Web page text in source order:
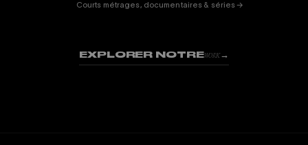
Courts métrages, documentaires & séries →
EXPLORER NOTREWORK→